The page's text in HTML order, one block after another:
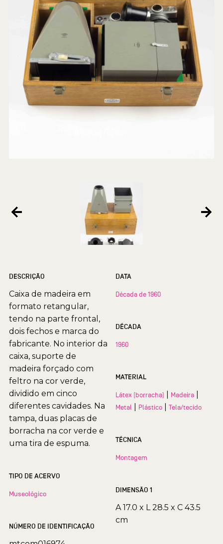
DESCRIÇÃO
Caixa de madeira em
formato retangular,
tendo na parte frontal,
dois fechos e marca do
fabricante. No interior da
caixa, suporte de
madeira forçado com
feltro na cor verde,
dividido em cinco
diferentes cavidades. Na
tampa, duas placas de
borracha na cor verde e
uma tira de espuma.
TIPO DE ACERVO
Museológico
NÚMERO DE IDENTIFICAÇÃO
DATA
Década de 1960
DÉCADA
1960
MATERIAL
Látex (borracha) Madeira
Metal Plástico Tela/tecido
TÉCNICA
Montagem
DIMENSÃO 1
A 17.0 x L 28.5 x C 43.5
cm